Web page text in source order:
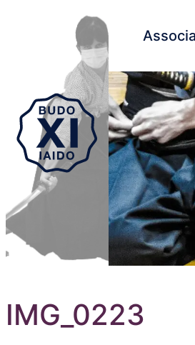
IMG_0223